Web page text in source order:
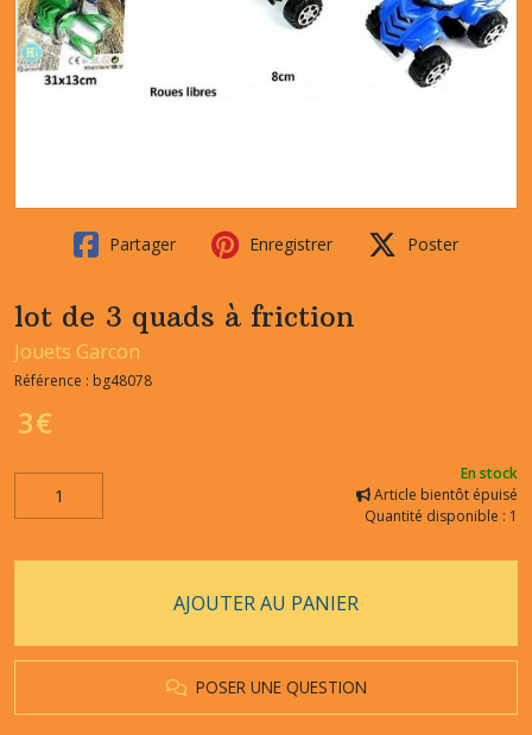
Partager Enregistrer Poster
lot de 3 quads à friction
Jouets Garcon
Référence : bg48078
3€
En stock
Article bientôt épuisé
Quantité disponible : 1
AJOUTER AU PANIER
POSER UNE QUESTION